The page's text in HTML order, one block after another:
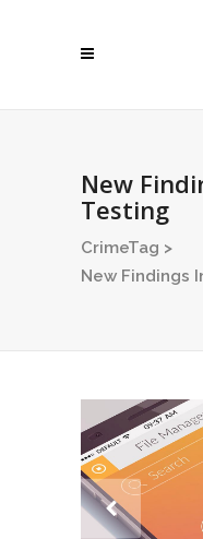
New
Testing
CrimeTag >
New Findings